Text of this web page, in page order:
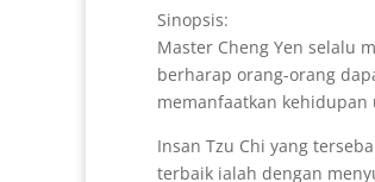
Sinopsis:
Master Cheng Yen selalu
berharap orang-orang
memanfaatkan
Insan Tzu Chi yang
terbaik ialah dengan